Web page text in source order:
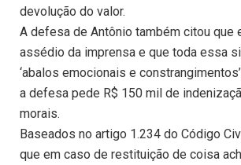
devolução do valor.
A defesa de Antônio também citou que
assédio da imprensa e que toda essa
‘abalos emocionais e
a defesa pede R$ 150 mil de
morais.
Baseados no artigo 1.234 do Código
que em caso de restituição de coisa